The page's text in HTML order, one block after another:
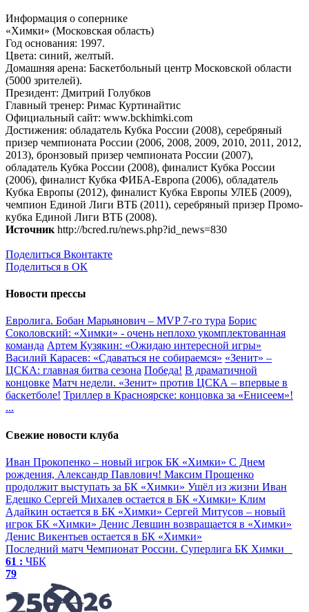
Информация о сопернике
«Химки» (Московская область)
Год основания: 1997.
Цвета: синий, желтый.
Домашняя арена: Баскетбольный центр Московской области
(5000 зрителей).
Президент: Дмитрий Голубков
Главный тренер: Римас Куртинайтис
Официальный сайт: www.bckhimki.com
Достижения: обладатель Кубка России (2008), серебряный
призер чемпионата России (2006, 2008, 2009, 2010, 2011, 2012,
2013), бронзовый призер чемпионата России (2007),
обладатель Кубка России (2008), финалист Кубка России
(2006), финалист Кубка ФИБА-Европа (2006), обладатель
Кубка Европы (2012), финалист Кубка Европы УЛЕБ (2009),
чемпион Единой Лиги ВТБ (2011), серебряный призер Промо-
кубка Единой Лиги ВТБ (2008).
Источник http://bcred.ru/news.php?id_news=830
Поделиться Вконтакте
Поделиться в ОК
Новости прессы
Евролига. Бобан Марьянович – MVP 7-го тура Борис
Соколовский: «Химки» - очень неплохо укомплектованная
команда Артем Кузякин: «Ожидаю интересной игры»
Василий Карасев: «Сдаваться не собираемся» «Зенит» –
ЦСКА: главная битва сезона Победа! В драматичной
концовке Матч недели. «Зенит» против ЦСКА – впервые в
баскетболе! Триллер в Красноярске: концовка за «Енисеем»!
...
Свежие новости клуба
Иван Прокопенко – новый игрок БК «Химки» С Днем
рождения, Александр Павлович! Максим Прощенко
продолжит выступать за БК «Химки» Ушёл из жизни Иван
Едешко Сергей Михалев остается в БК «Химки» Клим
Адайкин остается в БК «Химки» Сергей Митусов – новый
игрок БК «Химки» Денис Левшин возвращается в «Химки»
Денис Викентьев остается в БК «Химки»
Последний матч Чемпионат России. Суперлига БК Химки
61 : ЧБК
79